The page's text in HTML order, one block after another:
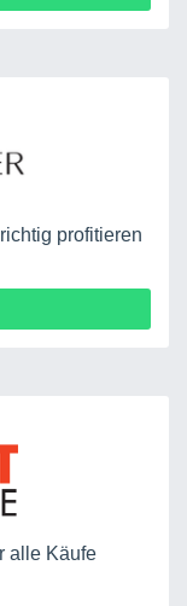
profitieren
alle Käufe